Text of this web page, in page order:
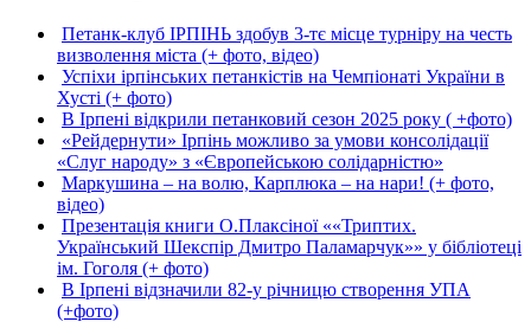
Петанк-клуб ІРПІНЬ здобув 3-тє місце турніру на честь
визволення міста (+ фото, відео)
Успіхи ірпінських петанкістів на Чемпіонаті України в
Хусті (+ фото)
В Ірпені відкрили петанковий сезон 2025 року ( +фото)
«Рейдернути» Ірпінь можливо за умови консолідації
«Слуг народу» з «Європейською солідарністю»
Маркушина – на волю, Карплюка – на нари! (+ фото,
відео)
Презентація книги О.Плаксіної ««Триптих.
Український Шекспір Дмитро Паламарчук»» у бібліотеці
ім. Гоголя (+ фото)
В Ірпені відзначили 82-у річницю створення УПА
(+фото)